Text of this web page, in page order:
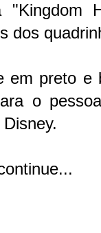
dos
em preto
o